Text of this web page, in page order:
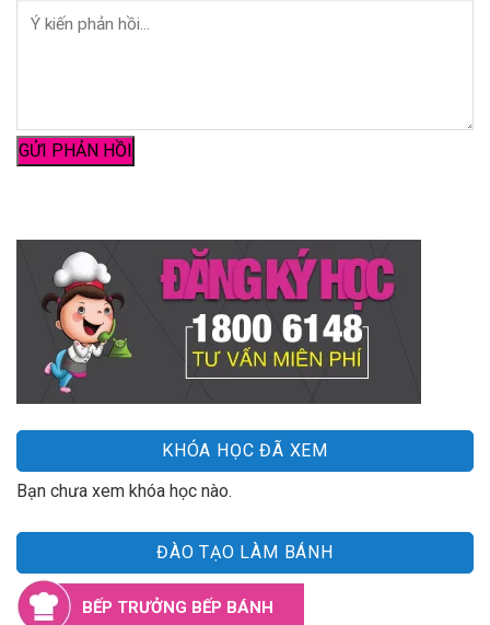
KHÓA HỌC ĐÃ XEM
Bạn chưa xem khóa học nào.
ĐÀO TẠO LÀM BÁNH
BẾP TRƯỞNG BẾP BÁNH